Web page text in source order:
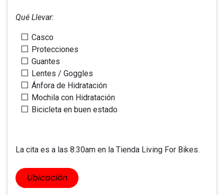
Qué Llevar:
Casco
Protecciones
Guantes
Lentes / Goggles
Ánfora de Hidratación
Mochila con Hidratación
Bicicleta en buen estado
La cita es a las 8:30am en la Tienda Living For Bikes.
​​Ubicación